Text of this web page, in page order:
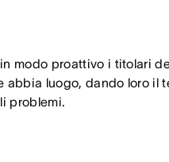
modo proattivo i titolari
abbia luogo, dando loro il
problemi.